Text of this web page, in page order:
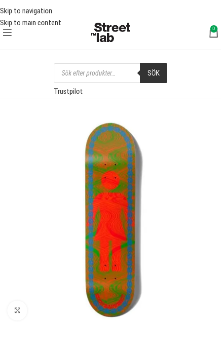
Skip to navigation
Skip to main content
FRAKT ÖVER 1000 SEK
0
SÖK
Trustpilot